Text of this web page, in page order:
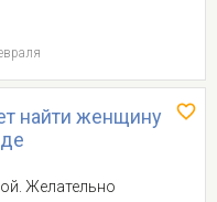
найти женщину
Желательно